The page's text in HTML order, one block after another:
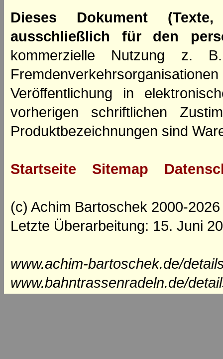
Dieses Dokument
ausschließlich für den
kommerzielle Nutzung z.
Veröffentlichung in
vorherigen schriftlichen
Produktbezeichnungen sind
Startseite Sitemap
(c) Achim Bartoschek 2000-2026
Letzte Überarbeitung: 15. Juni
www.achim-bartoschek.de/
www.bahntrassenradeln.de/